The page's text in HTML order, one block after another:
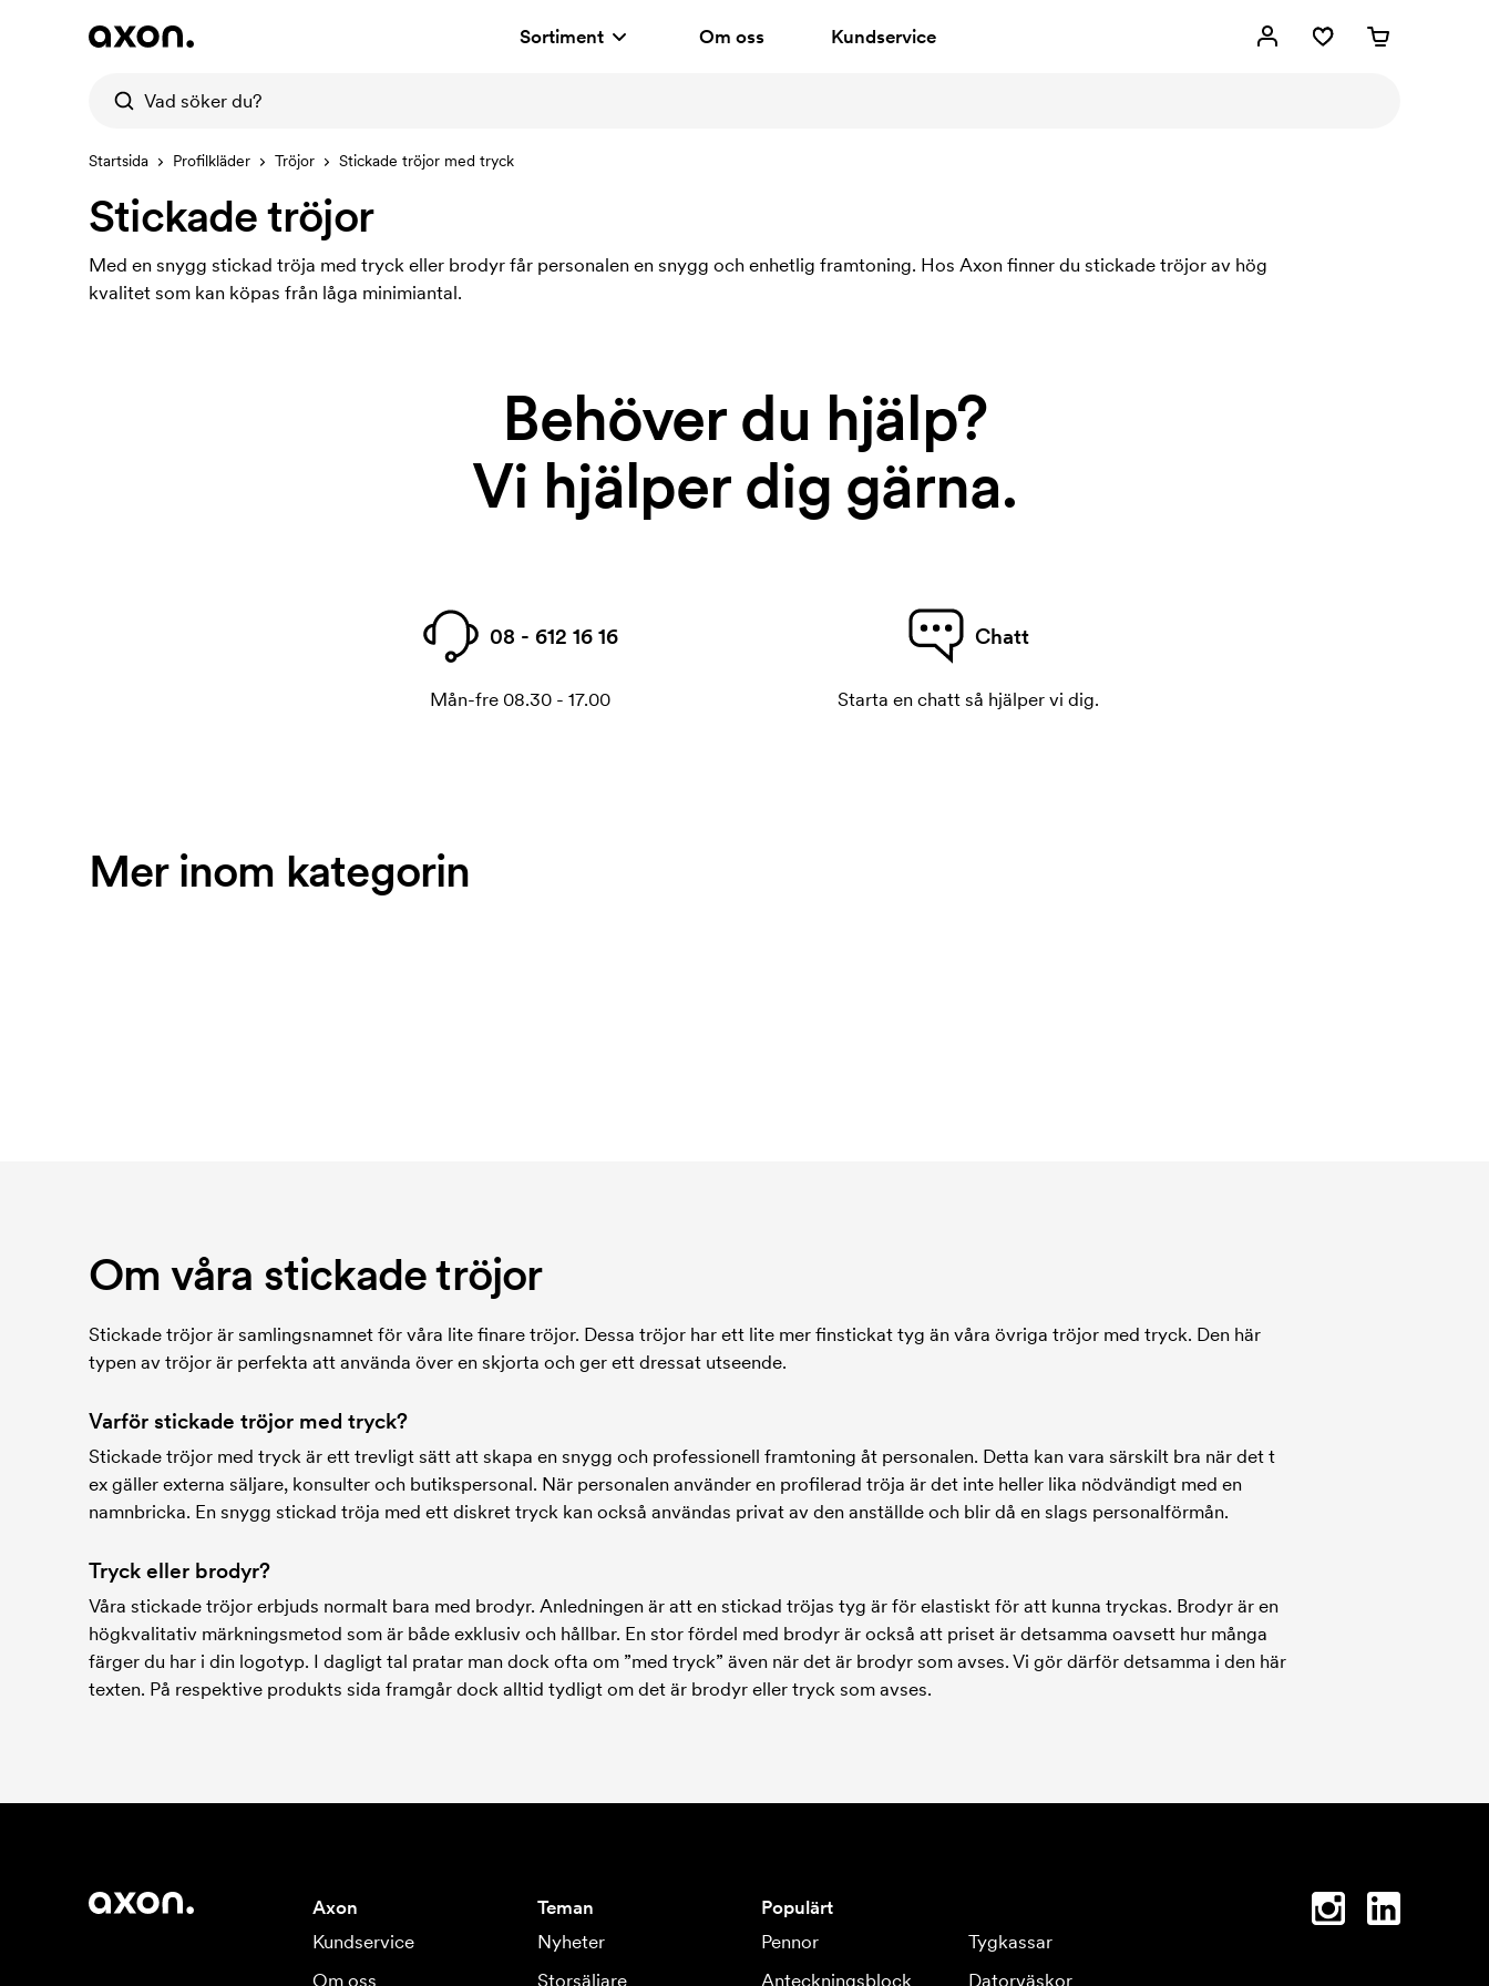
Sortiment Om oss Kundservice
Startsida Profilkläder Tröjor Stickade tröjor med tryck
Stickade tröjor
Med en snygg stickad tröja med tryck eller brodyr får personalen en snygg och enhetlig framtoning. Hos Axon finner du stickade tröjor av hög
kvalitet som kan köpas från låga minimiantal.
Behöver du hjälp?
Vi hjälper dig gärna.
08 - 612 16 16
Mån-fre 08.30 - 17.00
Chatt
Starta en chatt så hjälper vi dig.
Mer inom kategorin
Om våra stickade tröjor
Stickade tröjor är samlingsnamnet för våra lite finare tröjor. Dessa tröjor har ett lite mer finstickat tyg än våra övriga tröjor med tryck. Den här
typen av tröjor är perfekta att använda över en skjorta och ger ett dressat utseende.
Varför stickade tröjor med tryck?
Stickade tröjor med tryck är ett trevligt sätt att skapa en snygg och professionell framtoning åt personalen. Detta kan vara särskilt bra när det t
ex gäller externa säljare, konsulter och butikspersonal. När personalen använder en profilerad tröja är det inte heller lika nödvändigt med en
namnbricka. En snygg stickad tröja med ett diskret tryck kan också användas privat av den anställde och blir då en slags personalförmån.
Tryck eller brodyr?
Våra stickade tröjor erbjuds normalt bara med brodyr. Anledningen är att en stickad tröjas tyg är för elastiskt för att kunna tryckas. Brodyr är en
högkvalitativ märkningsmetod som är både exklusiv och hållbar. En stor fördel med brodyr är också att priset är detsamma oavsett hur många
färger du har i din logotyp. I dagligt tal pratar man dock ofta om ”med tryck” även när det är brodyr som avses. Vi gör därför detsamma i den här
texten. På respektive produkts sida framgår dock alltid tydligt om det är brodyr eller tryck som avses.
Axon
Kundservice
Om oss
Teman
Nyheter
Storsäljare
Populärt
Pennor
Tygkassar
Anteckningsblock
Datorväskor